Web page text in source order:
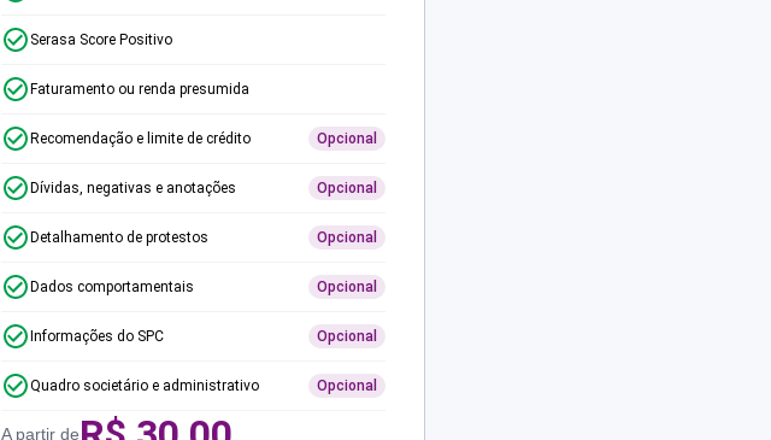
Serasa Score Positivo
Faturamento ou renda presumida
Recomendação e limite de crédito Opcional
Dívidas, negativas e anotações Opcional
Detalhamento de protestos Opcional
Dados comportamentais Opcional
Informações do SPC Opcional
Quadro societário e administrativo Opcional
A partir de